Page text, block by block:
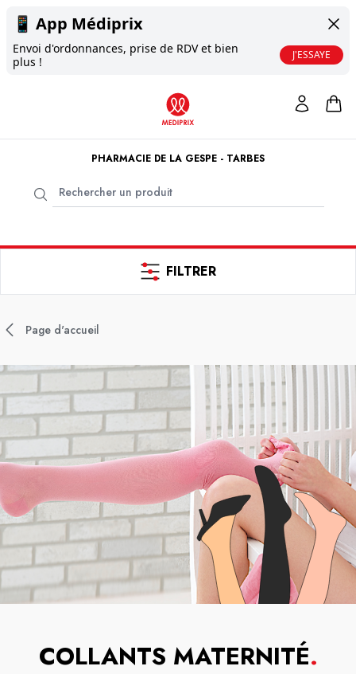
📱 App Médiprix
Envoi d'ordonnances, prise de RDV et bien
plus !
J'ESSAYE
PHARMACIE DE LA GESPE - TARBES
FILTRER
Page d'accueil
COLLANTS MATERNITÉ.